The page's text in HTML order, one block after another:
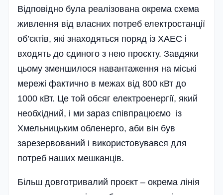
Відповідно була реалізована окрема схема
живлення від власних потреб електростанції
об’єктів, які знаходяться поряд із ХАЕС і
входять до єдиного з нею проєкту. Завдяки
цьому зменшилося навантаження на міські
мережі фактично в межах від 800 кВт до
1000 кВт. Це той обсяг електроенергії, який
необхідний, і ми зараз співпрацюємо із
Хмельницьким обленерго, аби він був
зарезервований і використовувався для
потреб наших мешканців.
Більш довготривалий проєкт – окрема лінія